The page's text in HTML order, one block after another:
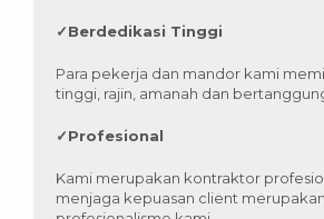
✓Berdedikasi Tinggi
Para pekerja dan mandor kami
tinggi, rajin, amanah dan
✓Profesional
Kami merupakan kontraktor
menjaga kepuasan client